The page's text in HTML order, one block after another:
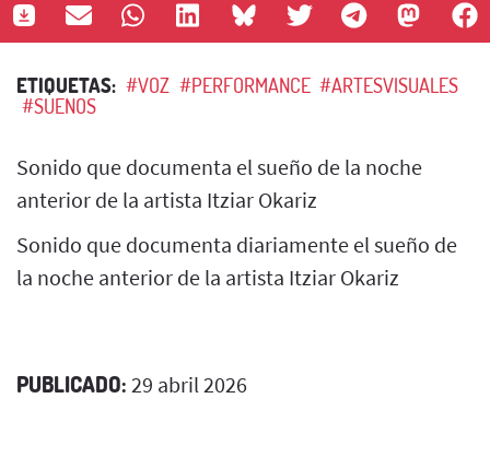
ETIQUETAS: #VOZ #PERFORMANCE #ARTESVISUALES
#SUENOS
Sonido que documenta el sueño de la noche
anterior de la artista Itziar Okariz
Sonido que documenta diariamente el sueño de
la noche anterior de la artista Itziar Okariz
PUBLICADO: 29 abril 2026